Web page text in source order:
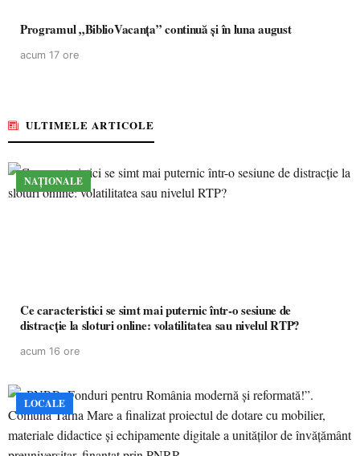
Programul „BiblioVacanța” continuă și în luna august
acum 17 ore
ULTIMELE ARTICOLE
NAȚIONALE
Ce caracteristici se simt mai puternic într-o sesiune de
distracție la sloturi online: volatilitatea sau nivelul RTP?
acum 16 ore
LOCALE